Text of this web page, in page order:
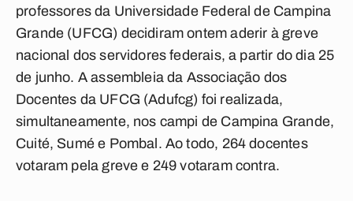
professores da Universidade Federal de Campina
Grande (UFCG) decidiram ontem aderir à greve
nacional dos servidores federais, a partir do dia 25
de junho. A assembleia da Associação dos
Docentes da UFCG (Adufcg) foi realizada,
simultaneamente, nos campi de Campina Grande,
Cuité, Sumé e Pombal. Ao todo, 264 docentes
votaram pela greve e 249 votaram contra.